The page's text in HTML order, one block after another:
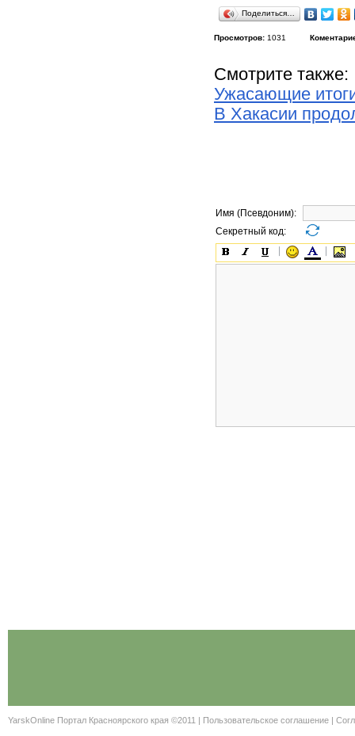
Поделиться…
Просмотров: 1031
Смотрите также:
Ужасающие
В Хакасии
Имя (Псевдоним):
Секретный код:
YarskOnline Портал Красноярского края ©2011 | Пользовательское соглашение |